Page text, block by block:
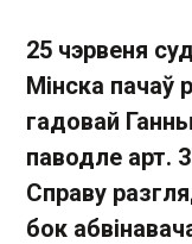
25 чэрвеня
Мінска пачаў
гадовай
паводле арт.
Справу
бок